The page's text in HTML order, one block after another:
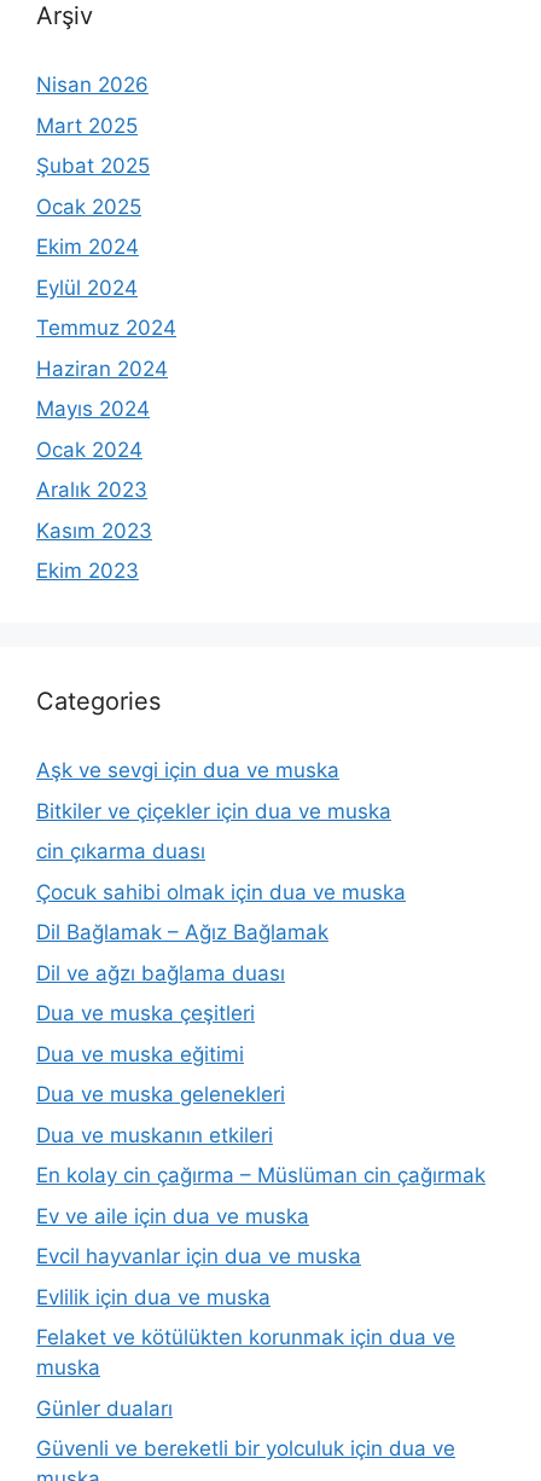
Arşiv
Nisan 2026
Mart 2025
Şubat 2025
Ocak 2025
Ekim 2024
Eylül 2024
Temmuz 2024
Haziran 2024
Mayıs 2024
Ocak 2024
Aralık 2023
Kasım 2023
Ekim 2023
Categories
Aşk ve sevgi için dua ve muska
Bitkiler ve çiçekler için dua ve muska
cin çıkarma duası
Çocuk sahibi olmak için dua ve muska
Dil Bağlamak – Ağız Bağlamak
Dil ve ağzı bağlama duası
Dua ve muska çeşitleri
Dua ve muska eğitimi
Dua ve muska gelenekleri
Dua ve muskanın etkileri
En kolay cin çağırma – Müslüman cin çağırmak
Ev ve aile için dua ve muska
Evcil hayvanlar için dua ve muska
Evlilik için dua ve muska
Felaket ve kötülükten korunmak için dua ve
muska
Günler duaları
Güvenli ve bereketli bir yolculuk için dua ve